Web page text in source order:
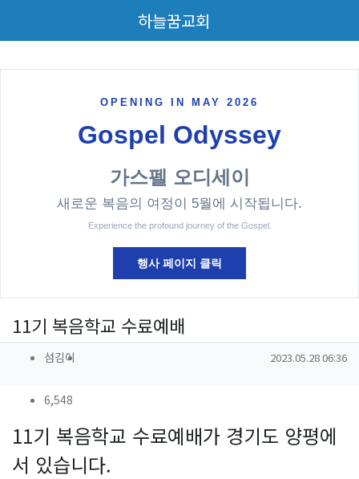
하늘꿈교회
OPENING IN MAY 2026
Gospel Odyssey
가스펠 오디세이
새로운 복음의 여정이 5월에 시작됩니다.
Experience the profound journey of the Gospel.
행사 페이지 클릭
11기 복음학교 수료예배
작성자 정보
섬김이 작성일
2023.05.28 06:36
컨텐츠 정보
6,548
본문
11기 복음학교 수료예배가 경기도 양평에
서 있습니다.